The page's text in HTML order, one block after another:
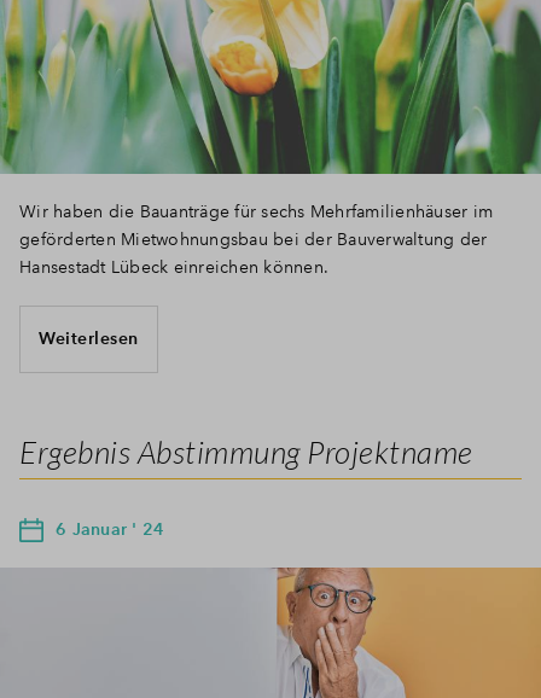
Wir haben die Bauanträge für sechs Mehrfamilienhäuser im
geförderten Mietwohnungsbau bei der Bauverwaltung der
Hansestadt Lübeck einreichen können.
Weiterlesen
Ergebnis Abstimmung Projektname
6 Januar ' 24